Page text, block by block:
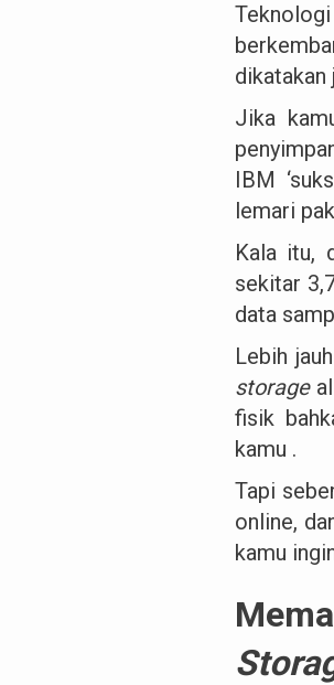
dikatakan
Jika
IBM
lemari
Kala itu,
sekitar
data
Lebih
storage
fisik
kamu .
Tapi
online,
kamu